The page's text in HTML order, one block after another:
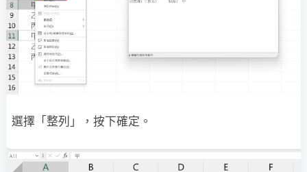
選擇「整列」，按下確定。